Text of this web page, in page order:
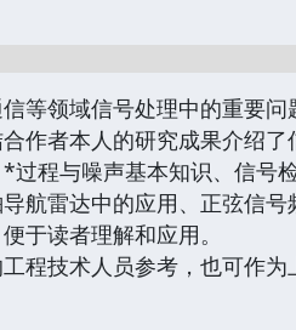
等领域信号处理中的重要
作者本人的研究成果介绍
程与噪声基本知识、信号
航雷达中的应用、正弦信
于读者理解和应用。
技术人员参考，也可作为